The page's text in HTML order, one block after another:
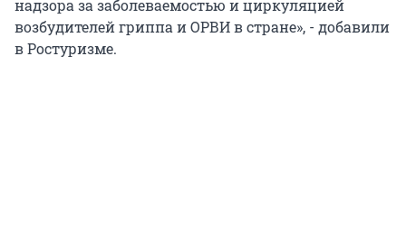
надзора за заболеваемостью и циркуляцией
возбудителей гриппа и ОРВИ в стране», - добавили
в Ростуризме.